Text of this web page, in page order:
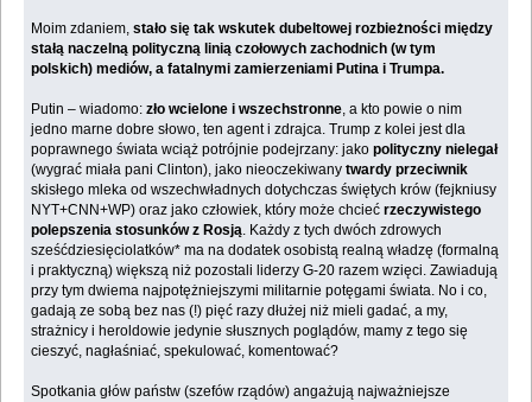
Moim zdaniem,stało się tak wskutek dubeltowej rozbieżności między
stałą naczelną polityczną linią czołowych zachodnich (w tym
polskich) mediów, a fatalnymi zamierzeniami Putina i Trumpa.
Putin – wiadomo: zło wcielone i wszechstronne, a kto powie o nim
jedno marne dobre słowo, ten agent i zdrajca. Trump z kolei jest dla
poprawnego świata wciąż potrójnie podejrzany: jakopolityczny nielegał
(wygrać miała pani Clinton), jako nieoczekiwanytwardy przeciwnik
skisłego mleka od wszechwładnych dotychczas świętych krów (fejkniusy
NYT+CNN+WP) oraz jako człowiek, który może chciećrzeczywistego
polepszenia stosunków z Rosją. Każdy z tych dwóch zdrowych
sześćdziesięciolatków* ma na dodatek osobistą realną władzę (formalną
i praktyczną) większą niż pozostali liderzy G-20 razem wzięci. Zawiadują
przy tym dwiema najpotężniejszymi militarnie potęgami świata. No i co,
gadają ze sobą bez nas (!) pięć razy dłużej niż mieli gadać, a my,
strażnicy i heroldowie jedynie słusznych poglądów, mamy z tego się
cieszyć, nagłaśniać, spekulować, komentować?
Spotkania głów państw (szefów rządów) angażują najważniejsze